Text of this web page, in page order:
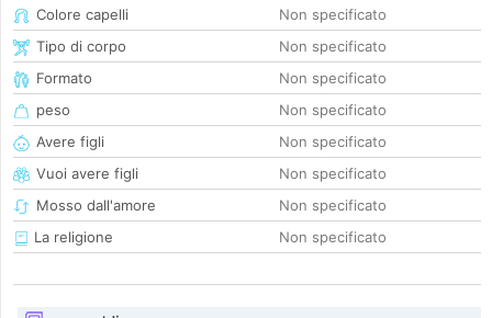
Colore capelli
Non specificato
Tipo di corpo
Non specificato
Formato
Non specificato
peso
Non specificato
Avere figli
Non specificato
Vuoi avere figli
Non specificato
Mosso dall'amore
Non specificato
La religione
Non specificato